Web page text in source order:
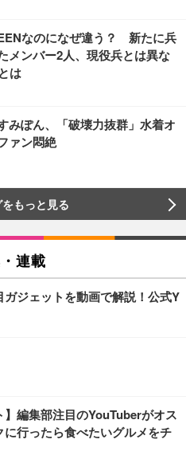
なのになぜ違う？ 新たに兵
メンバー2人、現役兵とは異な
は
みぽん、「破壊力抜群」水着オ
ァン悶絶
もっと見る
連載
ガジェットを動画で解説！公式Y
】編集部注目のYouTuberがオス
行ったら食べたいグルメをチ